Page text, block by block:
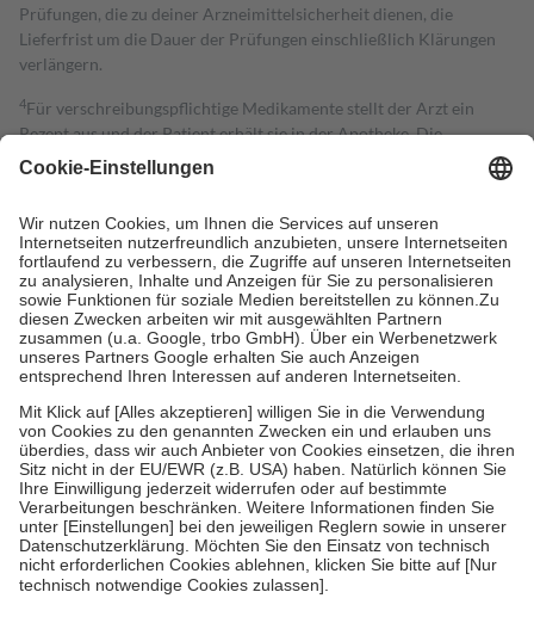
Prüfungen, die zu deiner Arzneimittelsicherheit dienen, die
Lieferfrist um die Dauer der Prüfungen einschließlich Klärungen
verlängern.
4Für verschreibungspflichtige Medikamente stellt der Arzt ein
Rezept aus und der Patient erhält sie in der Apotheke. Die
gesetzliche Krankenversicherung übernimmt in der Regel die
Kosten dafür, der Versicherte trägt einen Teil davon als Zuzahlung
Grundsätzlich leisten Mitglieder Zuzahlungen in Höhe von zehn
Prozent des Abgabepreises,mindestens jedochfünf Euround
höchstens zehn Euro.Es sind jedoch nie mehr als die tatsächlichen
Kosten der Leistung zu entrichten.
Diese Regeln gelten grundsätzlich auch für Online-Apotheken.
Bei Heilmitteln und häuslicher Krankenpflege beträgt die
Zuzahlung zehn Prozent der Kosten sowie zehn Euro je
Verordnung.
Um das Engagement der Versicherten für ihre eigene Gesundheit zu
stärken und die besondere Stellung der Familie zu unterstützen,
fallenkeine Zuzahlungenan bei:
• Kindern und Jugendlichen bis zum vollendeten 18. Lebensjahr
mit Ausnahme der Fahrkosten
• Untersuchungen zur Vorsorge und Früherkennung, die von der
GKV getragen werden